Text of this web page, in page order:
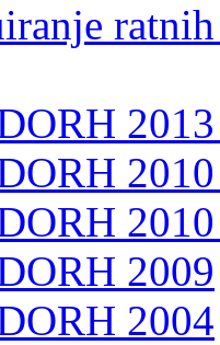
2009
2004